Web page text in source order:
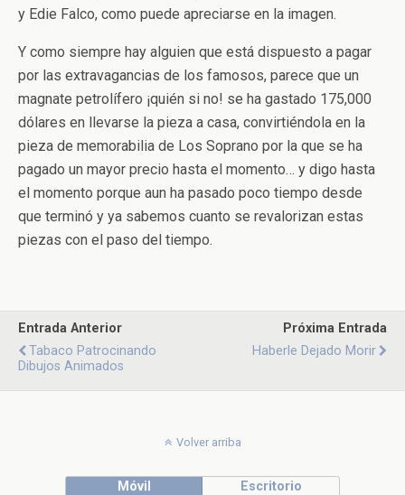
y Edie Falco, como puede apreciarse en la imagen.
Y como siempre hay alguien que está dispuesto a pagar
por las extravagancias de los famosos, parece que un
magnate petrolífero ¡quién si no! se ha gastado 175,000
dólares en llevarse la pieza a casa, convirtiéndola en la
pieza de memorabilia de Los Soprano por la que se ha
pagado un mayor precio hasta el momento… y digo hasta
el momento porque aun ha pasado poco tiempo desde
que terminó y ya sabemos cuanto se revalorizan estas
piezas con el paso del tiempo.
Entrada Anterior
Tabaco Patrocinando
Dibujos Animados
Próxima Entrada
Haberle Dejado Morir
Volver arriba
Móvil Escritorio